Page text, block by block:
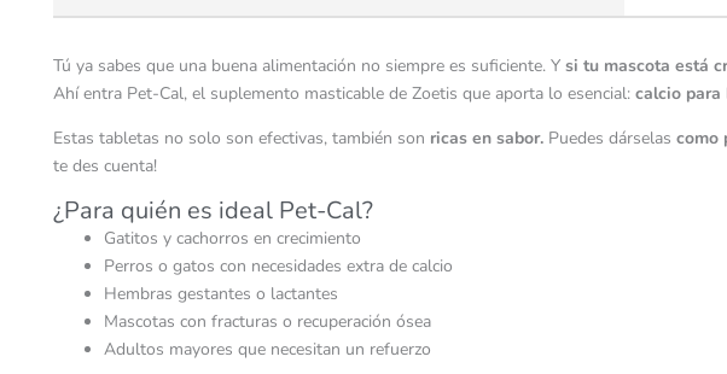
Tú ya sabes que una buena alimentación no siempre es suficiente. Y si tu mascota está
Ahí entra Pet-Cal, el suplemento masticable de Zoetis que aporta lo esencial: calcio para
Estas tabletas no solo son efectivas, también son ricas en sabor. Puedes dárselas como
te des cuenta!
¿Para quién es ideal Pet-Cal?
Gatitos y cachorros en crecimiento
Perros o gatos con necesidades extra de calcio
Hembras gestantes o lactantes
Mascotas con fracturas o recuperación ósea
Adultos mayores que necesitan un refuerzo